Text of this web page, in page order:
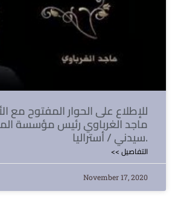
للإطلاع على الحوار المفتوح مع
ماجد الغرباوي رئيس مؤسسة
سيدني / أستراليا.
<< التفاصيل
November 17, 2020